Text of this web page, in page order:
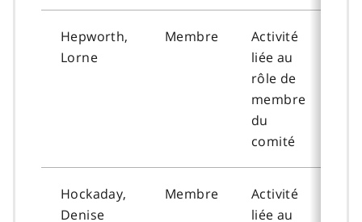
Hepworth,
Lorne
Membre
Activité
liée au
rôle de
membre
du
comité
Hockaday,
Denise
Membre
Activité
liée au